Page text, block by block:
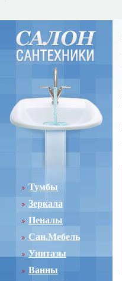
Тумбы
Зеркала
Пеналы
Сан.Мебель
Унитазы
Ванны